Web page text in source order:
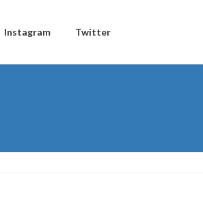
Instagram Twitter